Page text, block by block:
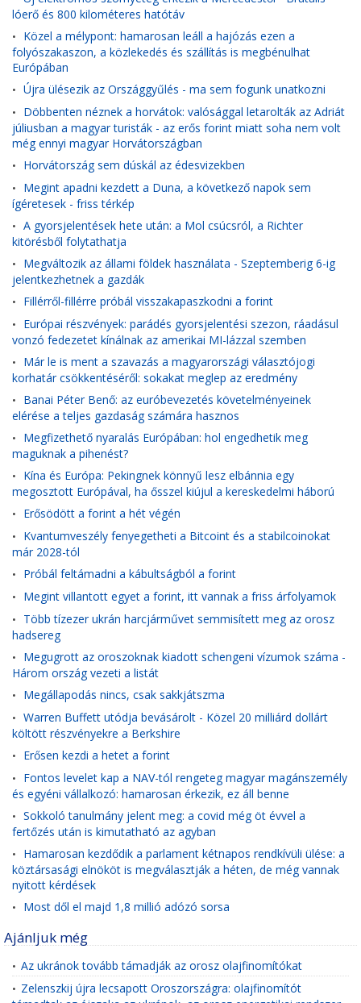
lóerő és 800 kilométeres hatótáv
• Közel a mélypont: hamarosan leáll a hajózás ezen a
folyószakaszon, a közlekedés és szállítás is megbénulhat
Európában
• Újra ülésezik az Országgyűlés - ma sem fogunk unatkozni
• Döbbenten néznek a horvátok: valósággal letarolták az Adriát
júliusban a magyar turisták - az erős forint miatt soha nem volt
még ennyi magyar Horvátországban
• Horvátország sem dúskál az édesvizekben
• Megint apadni kezdett a Duna, a következő napok sem
ígéretesek - friss térkép
• A gyorsjelentések hete után: a Mol csúcsról, a Richter
kitörésből folytathatja
• Megváltozik az állami földek használata - Szeptemberig 6-ig
jelentkezhetnek a gazdák
• Fillérről-fillérre próbál visszakapaszkodni a forint
• Európai részvények: parádés gyorsjelentési szezon, ráadásul
vonzó fedezetet kínálnak az amerikai MI-lázzal szemben
• Már le is ment a szavazás a magyarországi választójogi
korhatár csökkentéséről: sokakat meglep az eredmény
• Banai Péter Benő: az euróbevezetés követelményeinek
elérése a teljes gazdaság számára hasznos
• Megfizethető nyaralás Európában: hol engedhetik meg
maguknak a pihenést?
• Kína és Európa: Pekingnek könnyű lesz elbánnia egy
megosztott Európával, ha ősszel kiújul a kereskedelmi háború
• Erősödött a forint a hét végén
• Kvantumveszély fenyegetheti a Bitcoint és a stabilcoinokat
már 2028-tól
• Próbál feltámadni a kábultságból a forint
• Megint villantott egyet a forint, itt vannak a friss árfolyamok
• Több tízezer ukrán harcjárművet semmisített meg az orosz
hadsereg
• Megugrott az oroszoknak kiadott schengeni vízumok száma -
Három ország vezeti a listát
• Megállapodás nincs, csak sakkjátszma
• Warren Buffett utódja bevásárolt - Közel 20 milliárd dollárt
költött részvényekre a Berkshire
• Erősen kezdi a hetet a forint
• Fontos levelet kap a NAV-tól rengeteg magyar magánszemély
és egyéni vállalkozó: hamarosan érkezik, ez áll benne
• Sokkoló tanulmány jelent meg: a covid még öt évvel a
fertőzés után is kimutatható az agyban
• Hamarosan kezdődik a parlament kétnapos rendkívüli ülése: a
köztársasági elnököt is megválasztják a héten, de még vannak
nyitott kérdések
• Most dől el majd 1,8 millió adózó sorsa
Ajánljuk még
• Az ukránok tovább támadják az orosz olajfinomítókat
• Zelenszkij újra lecsapott Oroszországra: olajfinomítót